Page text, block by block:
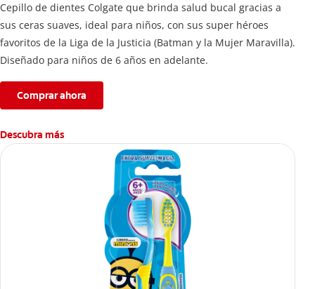
Cepillo de dientes Colgate que brinda salud bucal gracias a
sus ceras suaves, ideal para niños, con sus super héroes
favoritos de la Liga de la Justicia (Batman y la Mujer Maravilla).
Diseñado para niños de 6 años en adelante.
Comprar ahora
Descubra más